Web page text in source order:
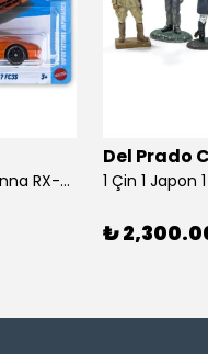
'89 Mazda Savanna RX-7 FC3S / Hot Wheels
Del Prado
₺